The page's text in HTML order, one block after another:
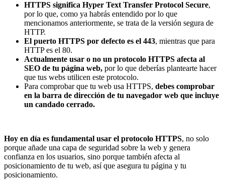
HTTPS significa Hyper Text Transfer Protocol Secure,
por lo que, como ya habrás entendido por lo que
mencionamos anteriormente, se trata de la versión segura de
HTTP.
El puerto HTTPS por defecto es el 443, mientras que para
HTTP es el 80.
Actualmente usar o no un protocolo HTTPS afecta al
SEO de tu página web, por lo que deberías plantearte hacer
que tus webs utilicen este protocolo.
Para comprobar que tu web usa HTTPS, debes comprobar
en la barra de dirección de tu navegador web que incluye
un candado cerrado.
Hoy en día es fundamental usar el protocolo HTTPS, no solo
porque añade una capa de seguridad sobre la web y genera
confianza en los usuarios, sino porque también afecta al
posicionamiento de tu web, así que asegura tu página y tu
posicionamiento.